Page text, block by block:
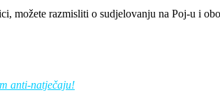
možete razmisliti o sudjelovanju na Poj-u i
anti-natječaju!